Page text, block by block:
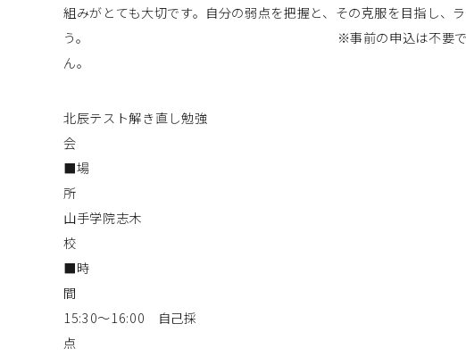
組みがとても大切です。自分の弱点を把握と、その克服を目指し、
う。 ※事前の申込は不要です。また費
ん。
北辰テスト解き直し勉強
■場
山手学院志木
■時
15:30～16:00 自己採
点